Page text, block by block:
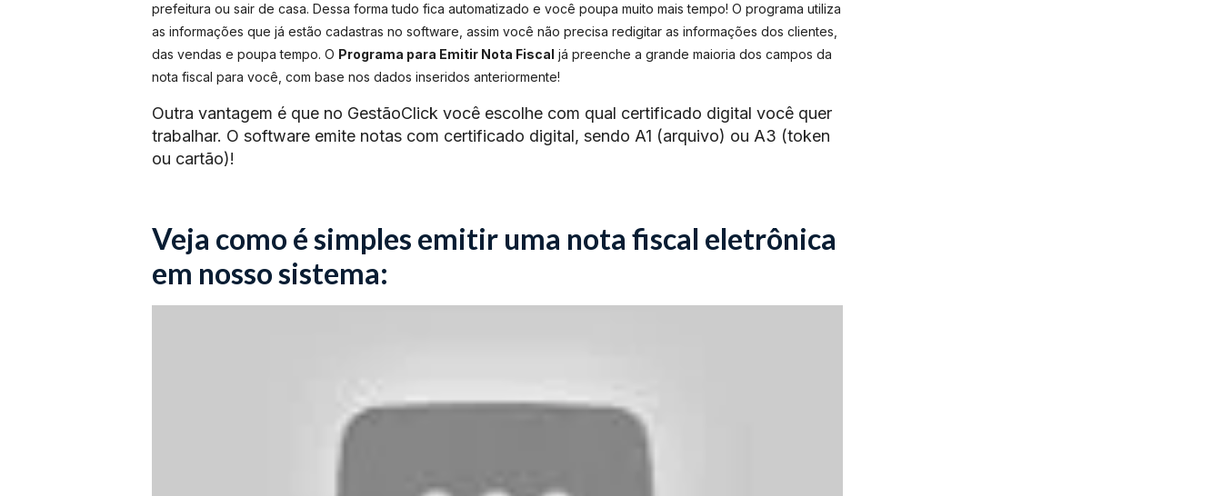
prefeitura ou sair de casa. Dessa forma tudo fica automatizado e você poupa muito mais tempo! O programa utiliza
as informações que já estão cadastras no software, assim você não precisa redigitar as informações dos clientes,
das vendas e poupa tempo. O Programa para Emitir Nota Fiscal já preenche a grande maioria dos campos da
nota fiscal para você, com base nos dados inseridos anteriormente!
Outra vantagem é que no GestãoClick você escolhe com qual certificado digital você quer
trabalhar. O software emite notas com certificado digital, sendo A1 (arquivo) ou A3 (token
ou cartão)!
Veja como é simples emitir uma nota fiscal eletrônica
em nosso sistema: